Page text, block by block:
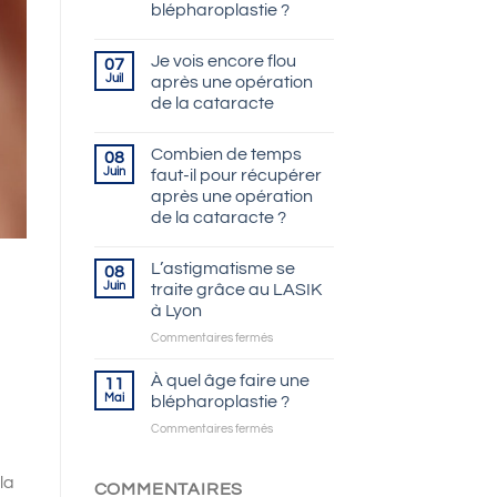
blépharoplastie ?
07
Juil
Je vois encore flou
après une opération
de la cataracte
08
Juin
Combien de temps
faut-il pour récupérer
après une opération
de la cataracte ?
08
Juin
L’astigmatisme se
traite grâce au LASIK
à Lyon
Commentaires ferméssur
au
11
Mai
À quel âge faire une
blépharoplastie ?
Commentaires ferméssur
COMMENTAIRES